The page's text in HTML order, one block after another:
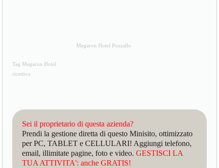
Megaron Hotel Pozzallo
Tag Megaron Hotel
ricettiva
Sei il proprietario di questa azienda?
Prendi la gestione diretta di questo Minisito, ottimizzato
per PC, TABLET e CELLULARI! Aggiungi telefono,
email, illimitate pagine, foto e video.GESTISCI LA
TUA ATTIVITA': anche GRATIS!